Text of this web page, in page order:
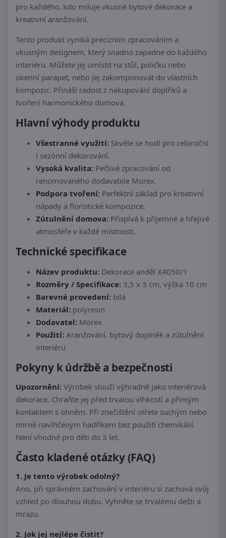
pro každého, kdo miluje vkusné bytové dekorace a
kreativní aranžování.
Tento produkt vyniká precizním zpracováním a
vkusným designem, který snadno zapadne do každého
interiéru. Můžete jej umístit na stůl, poličku nebo
okenní parapet, nebo jej zakomponovat do vlastních
kompozic. Přináší radost z nakupování doplňků a
tvoření harmonického domova.
Hlavní výhody produktu
Všestranné využití: Skvěle se hodí pro celoroční
i sezónní dekorování.
Vysoká kvalita: Pečlivé zpracování od
renomovaného dodavatele Morex.
Podpora tvoření: Perfektní základ pro kreativní
nápady a floristické kompozice.
Zútulnění domova: Přispívá k příjemné a hřejivé
atmosféře v každé místnosti.
Technické specifikace
Název produktu: Dekorace anděl X4050/1
Rozměry / Specifikace: 3,5 x 3 cm, výška 10 cm
Barevné provedení: bílá
Materiál: polyresin
Dodavatel: Morex
Použití: Aranžování, bytový doplněk a zútulnění
interiéru
Pokyny k údržbě a bezpečnosti
Upozornění: Výrobek slouží výhradně jako interiérová
dekorace. Chraňte jej před trvalou vlhkostí a přímým
kontaktem s ohněm. Při znečištění otřete suchým nebo
mírně navlhčeným hadříkem bez použití chemikálií.
Není vhodné pro děti do 3 let.
Často kladené otázky (FAQ)
1. Je tento výrobek odolný?
Ano, při správném zachování v interiéru si zachová svůj
vzhled po dlouhou dobu. Vyhněte se trvalému dešti a
mrazu.
2. Jak jej nejlépe čistit?